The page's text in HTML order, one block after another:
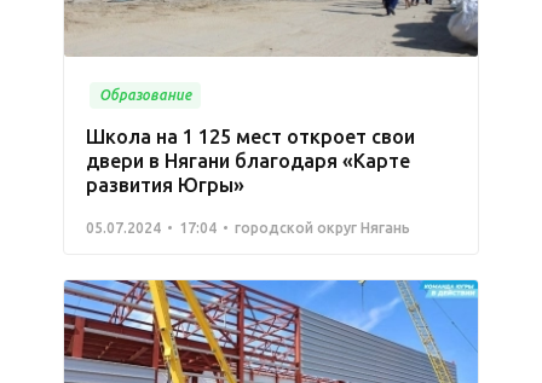
Образование
Школа на 1 125 мест откроет свои
двери в Нягани благодаря «Карте
развития Югры»
05.07.2024 17:04 городской округ Нягань